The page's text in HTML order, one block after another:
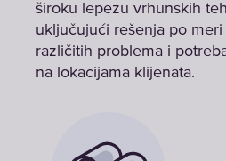
široku lepezu vrhunskih
uključujući rešenja po
različitih problema i
na lokacijama klijenata.